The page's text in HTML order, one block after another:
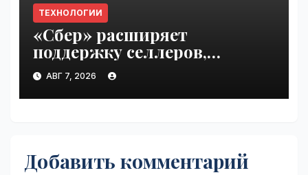
ТЕХНОЛОГИИ
«Сбер» расширяет
поддержку селлеров,
пострадавших от
инцидентов на складах
Wildberries | VseTime.ru
АВГ 7, 2026
Добавить комментарий